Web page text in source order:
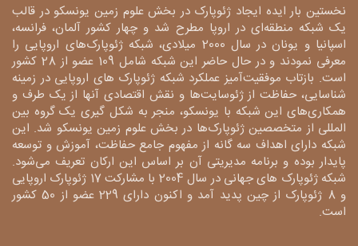
نخستین بار ایده ایجاد ژئوپارک در بخش علوم زمین یونسکو در قالب
یک شبکه منطقه‌ای در اروپا مطرح شد و چهار کشور آلمان، فرانسه،
اسپانیا و یونان در سال 2000 میلادی، شبکه ژئوپارک‌های اروپایی را
معرفی نمودند و در حال حاضر این شبکه شامل 109 عضو از 28 کشور
است. بازتاب موفقیت‌آمیز عملکرد شبکه ژئوپارک های اروپایی در زمینه
شناسایی، حفاظت از ژئوسایت‌ها و نقش اقتصادی آنها از یک طرف و
همکاری‌های این شبکه با یونسکو، منجر به شکل گیری یک گروه بین
المللی از متخصصین ژئوپارک‌ها در بخش علوم زمین یونسکو شد. این
شبکه دارای اهداف سه گانه از مفهوم جامع حفاظت، آموزش و توسعه
پایدار بوده و برنامه مدیریتی آن بر اساس این ارکان تعریف می‌شود.
شبکه ژئوپارک های جهانی در سال 2004 با مشارکت 17 ژئوپارک اروپایی
و 8 ژئوپارک از چین پدید آمد و اکنون دارای 229 عضو از 50 کشور
است.